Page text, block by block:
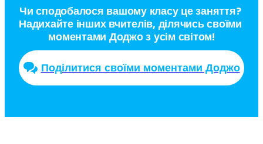
Чи сподобалося вашому класу це заняття?
Надихайте інших вчителів, ділячись своїми
моментами Доджо з усім світом!
Поділитися своїми моментами Доджо